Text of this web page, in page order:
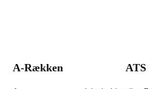
A-Rækken ATS